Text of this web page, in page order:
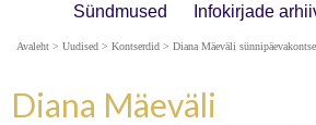
Sündmused Infokirjade
Avaleht > Uudised > Kontserdid > Diana Mäeväli
Diana Mäeväli